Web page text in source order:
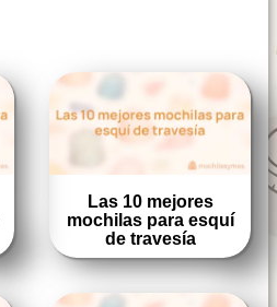
Las 10 mejores
mochilas para esquí
de travesía